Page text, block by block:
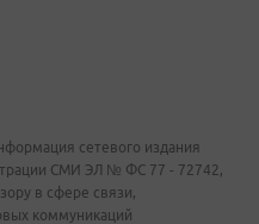
сетевого издания
СМИ ЭЛ № ФС 77 - 72742,
в сфере связи,
коммуникаций